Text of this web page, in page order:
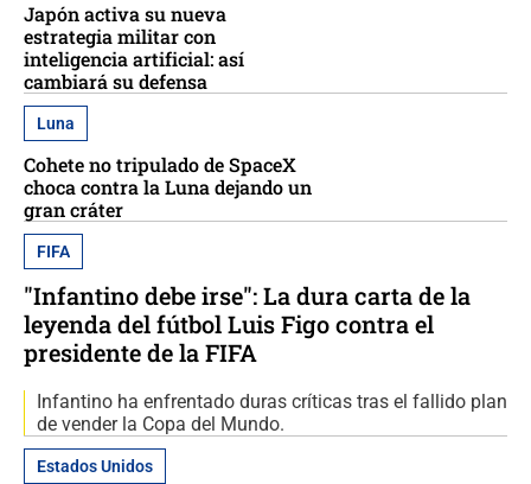
Japón activa su nueva
estrategia militar con
inteligencia artificial: así
cambiará su defensa
Luna
Cohete no tripulado de SpaceX
choca contra la Luna dejando un
gran cráter
FIFA
"Infantino debe irse": La dura carta de la
leyenda del fútbol Luis Figo contra el
presidente de la FIFA
Infantino ha enfrentado duras críticas tras el fallido plan
de vender la Copa del Mundo.
Estados Unidos